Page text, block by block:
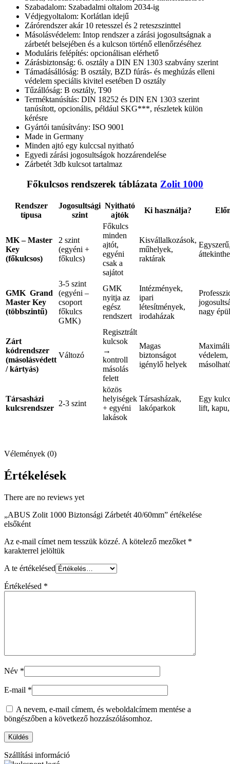
Szabadalom: Szabadalmi oltalom 2034-ig
Védjegyoltalom: Korlátlan idejű
Zárórendszer akár 10 retesszel és 2 reteszszinttel
Másolásvédelem: Intop rendszer a zárási jogosultságnak a
zárbetét belsejében és a kulcson történő ellenőrzéséhez
Moduláris felépítés: opcionálisan elérhető
Zárásbiztonság: 6. osztály a DIN EN 1303 szabvány szerint
Támadásállóság: B osztály, BZD fúrás- és meghúzás elleni
védelem speciális kivitel esetében D osztály
Tűzállóság: B osztály, T90
Terméktanúsítás: DIN 18252 és DIN EN 1303 szerint
tanúsított, opcionális, például SKG***, részletek külön
kérésre
Gyártói tanúsítvány: ISO 9001
Made in Germany
Minden ajtó egy kulccsal nyitható
Egyedi zárási jogosultságok hozzárendelése
Zárbetét 3db kulcsot tartalmaz
Főkulcsos rendszerek táblázata Zolit 1000
Rendszer
típusa
Jogosultsági
szint
Nyitható
ajtók
Ki használja?
MK – Master
Key
(főkulcsos)
2 szint
(egyéni +
főkulcs)
Főkulcs
minden
ajtót,
egyéni
csak a
sajátot
Kisvállalkozások,
műhelyek,
raktárak
GMK Grand
Master Key
(többszintű)
3-5 szint
(egyéni –
csoport
főkulcs
GMK)
GMK
nyitja az
egész
rendszert
Intézmények,
ipari
létesítmények,
irodaházak
nagy
Zárt
kódrendszer
(másolásvédett
/ kártyás)
Változó
Regisztrált
kulcsok
→
kontroll
másolás
felett
Magas
biztonságot
igénylő helyek
védelem,
Társasházi
kulcsrendszer
2-3 szint
közös
helyiségek
+ egyéni
lakások
Társasházak,
lakóparkok
Egy
lift,
Vélemények (0)
Értékelések
There are no reviews yet
„ABUS Zolit 1000 Biztonsági Zárbetét 40/60mm” értékelése
elsőként
Az e-mail címet nem tesszük közzé. A kötelező mezőket *
karakterrel jelöltük
A te értékelésed
Értékelésed *
Név *
E-mail *
A nevem, e-mail címem, és weboldalcímem mentése a
böngészőben a következő hozzászólásomhoz.
Szállítási információ